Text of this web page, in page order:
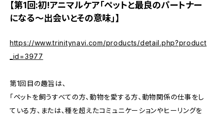
【第1回:初!アニマルケア「ペットと最良のパートナー
になる〜出会いとその意味」】
https://www.trinitynavi.com/products/detail.php?product
_id=3977
第1回目の趣旨は、
「ペットを飼うすべての方、動物を愛する方、動物関係の仕事をし
ている方、または、種を超えたコミュニケーションやヒーリングを